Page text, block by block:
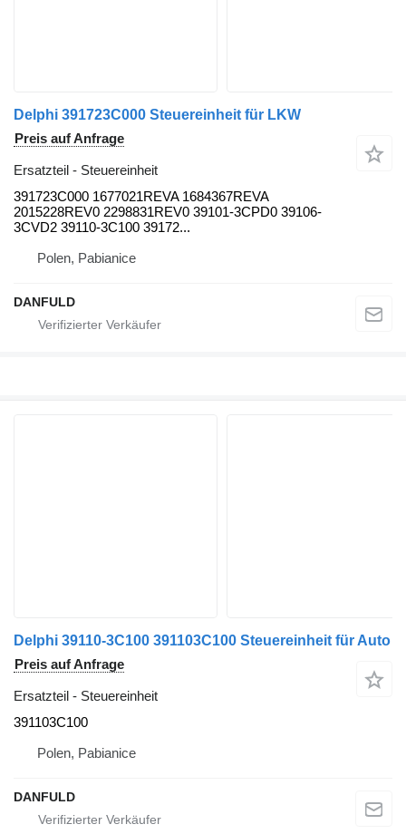
Delphi 391723C000 Steuereinheit für LKW
Preis auf Anfrage
Ersatzteil - Steuereinheit
391723C000 1677021REVA 1684367REVA
2015228REV0 2298831REV0 39101-3CPD0 39106-
3CVD2 39110-3C100 39172...
Polen, Pabianice
DANFULD
Delphi 39110-3C100 391103C100 Steuereinheit für Auto
Preis auf Anfrage
Ersatzteil - Steuereinheit
391103C100
Polen, Pabianice
DANFULD